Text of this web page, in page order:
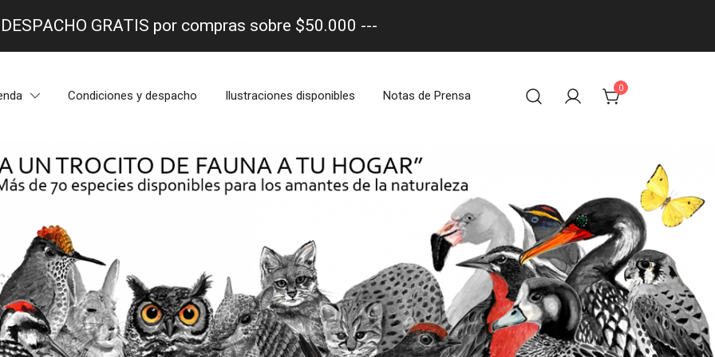
Condiciones y despacho Ilustraciones disponibles Notas de Prensa
0
GRATIS por compras sobre $50.000 ---